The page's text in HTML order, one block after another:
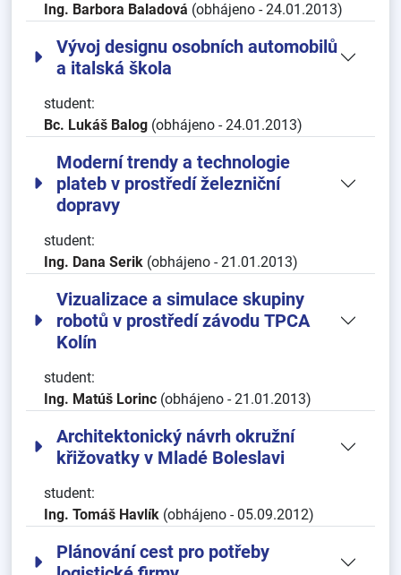
Ing. Barbora Baladová (obhájeno - 24.01.2013)
Vývoj designu osobních automobilů
a italská škola
student:
Bc. Lukáš Balog (obhájeno - 24.01.2013)
Moderní trendy a technologie
plateb v prostředí železniční
dopravy
student:
Ing. Dana Serik (obhájeno - 21.01.2013)
Vizualizace a simulace skupiny
robotů v prostředí závodu TPCA
Kolín
student:
Ing. Matúš Lorinc (obhájeno - 21.01.2013)
Architektonický návrh okružní
křižovatky v Mladé Boleslavi
student:
Ing. Tomáš Havlík (obhájeno - 05.09.2012)
Plánování cest pro potřeby